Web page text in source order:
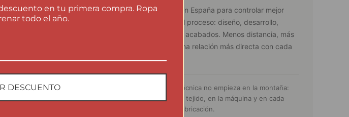
y productos que
del tejido técnico.
Fabricamos en España para controlar mejor
cada fase del proceso: diseño, desarrollo,
producción y acabados. Menos distancia, más
precisión y una relación más directa con cada
prenda.
Una prenda técnica no empieza en la montaña:
empieza en el tejido, en la máquina y en cada
decisión de fabricación.
en tu primera compra. Ropa
todo el año.
DESCUENTO